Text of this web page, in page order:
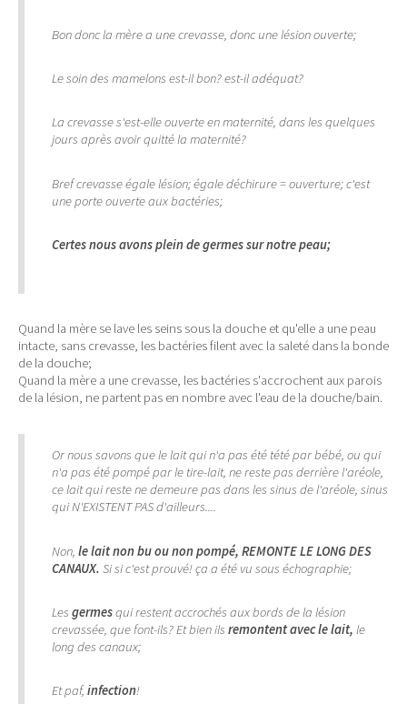
Bon donc la mère a une crevasse, donc une lésion ouverte;
Le soin des mamelons est-il bon? est-il adéquat?
La crevasse s'est-elle ouverte en maternité, dans les quelques
jours après avoir quitté la maternité?
Bref crevasse égale lésion; égale déchirure = ouverture; c'est
une porte ouverte aux bactéries;
Certes nous avons plein de germes sur notre peau;
Quand la mère se lave les seins sous la douche et qu'elle a une peau
intacte, sans crevasse, les bactéries filent avec la saleté dans la bonde
de la douche;
Quand la mère a une crevasse, les bactéries s'accrochent aux parois
de la lésion, ne partent pas en nombre avec l'eau de la douche/bain.
Or nous savons que le lait qui n'a pas été tété par bébé, ou qui
n'a pas été pompé par le tire-lait, ne reste pas derrière l'aréole,
ce lait qui reste ne demeure pas dans les sinus de l'aréole, sinus
qui N'EXISTENT PAS d'ailleurs....
Non, le lait non bu ou non pompé, REMONTE LE LONG DES
CANAUX. Si si c'est prouvé! ça a été vu sous échographie;
Les germesqui restent accrochés aux bords de la lésion
crevassée, que font-ils? Et bien ils remontent avec le lait, le
long des canaux;
Et paf,infection!